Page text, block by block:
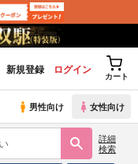
新規登録 ログイン
カート
男性向け 女性向け
詳細
検索